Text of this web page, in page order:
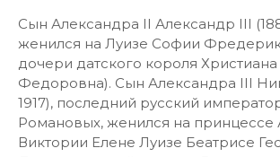
Сын Александра II Александр III
женился на Луизе Софии
дочери датского короля
Федоровна). Сын Александра III
1917), последний русский
Романовых, женился на принцессе
Виктории Елене Луизе Беатрисе